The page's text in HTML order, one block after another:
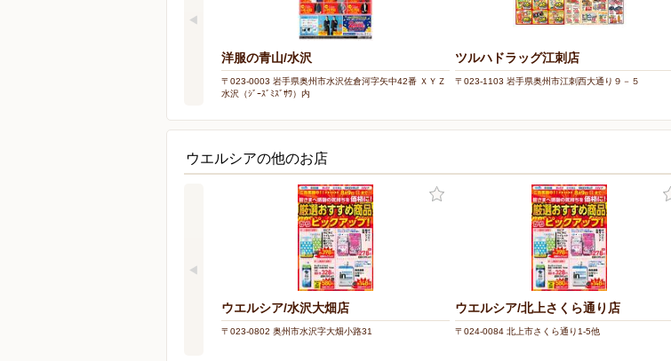
洋服の青山/水沢
〒023-0003 岩手県奥州市水沢佐倉河字矢中42番 ＸＹＺ
水沢（ｼﾞｰｽﾞﾐｽﾞｻﾜ）内
ツルハドラッグ江刺店
〒023-1103 岩手県奥州市江刺西大通り９－５
ウエルシアの他のお店
ウエルシア/水沢大畑店
〒023-0802 奥州市水沢字大畑小路31
ウエルシア/北上さくら通り店
〒024-0084 北上市さくら通り1-5他